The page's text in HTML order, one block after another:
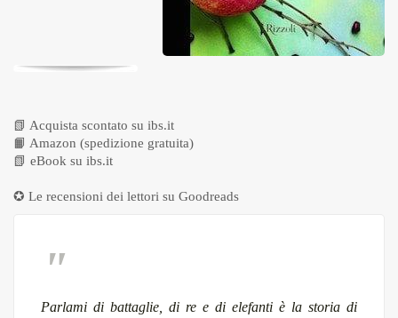
📗 Acquista scontato su ibs.it
📙 Amazon (spedizione gratuita)
📗 eBook su ibs.it
✪ Le recensioni dei lettori su Goodreads
Parlami di battaglie, di re e di elefanti è la storia di